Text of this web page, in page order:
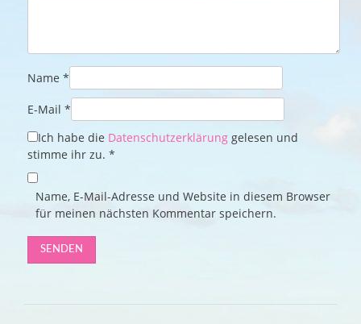
Name *
E-Mail *
Ich habe die Datenschutzerklärunggelesen und
stimme ihr zu. *
Name, E-Mail-Adresse und Website in diesem Browser
für meinen nächsten Kommentar speichern.